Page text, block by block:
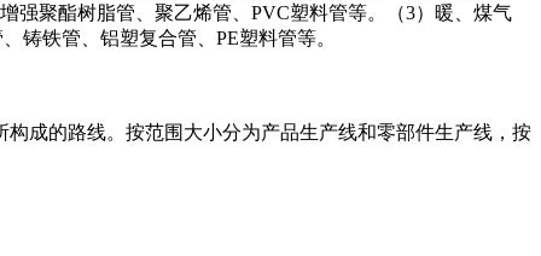
强聚酯树脂管、聚乙烯管、PVC塑料管等。（3）暖、煤气
铸铁管、铝塑复合管、PE塑料管等。
成的路线。按范围大小分为产品生产线和零部件生产线，按